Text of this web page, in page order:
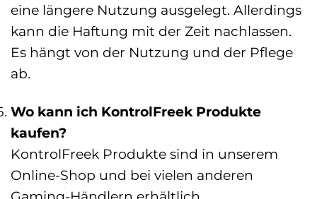
eine längere Nutzung ausgelegt. Allerdings
kann die Haftung mit der Zeit nachlassen.
Es hängt von der Nutzung und der Pflege
ab.
Wo kann ich KontrolFreek Produkte
kaufen?
KontrolFreek Produkte sind in unserem
Online-Shop und bei vielen anderen